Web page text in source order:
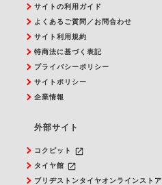
サイトの利用ガイド
よくあるご質問／お問合わせ
サイト利用規約
特商法に基づく表記
プライバシーポリシー
サイトポリシー
企業情報
外部サイト
コクピット launch
タイヤ館 launch
ブリヂストンタイヤオンラインストア